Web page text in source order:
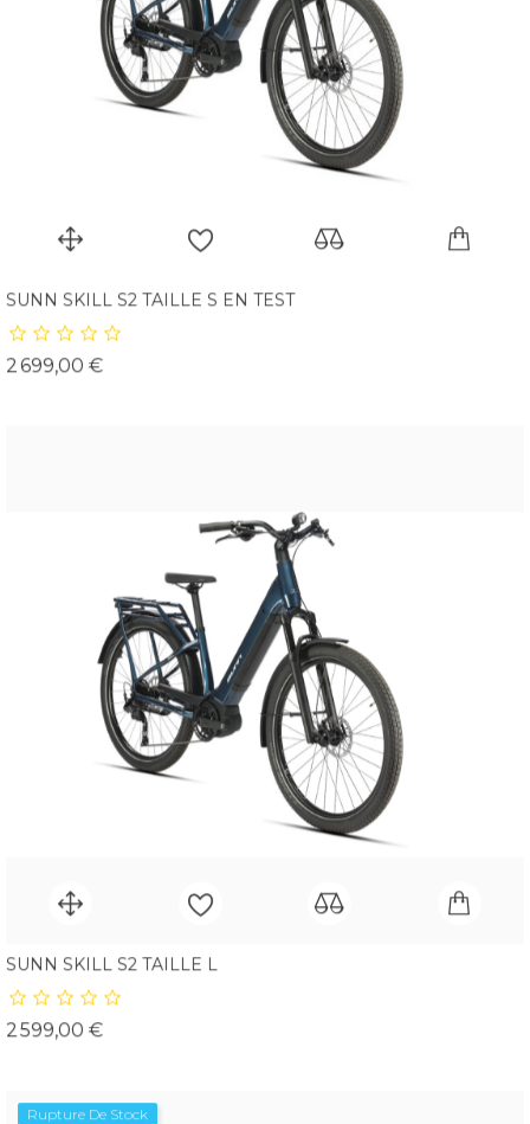
SUNN SKILL S2 TAILLE S EN TEST
2 699,00 €Prix
SUNN SKILL S2 TAILLE L
2 599,00 €Prix
Rupture De Stock